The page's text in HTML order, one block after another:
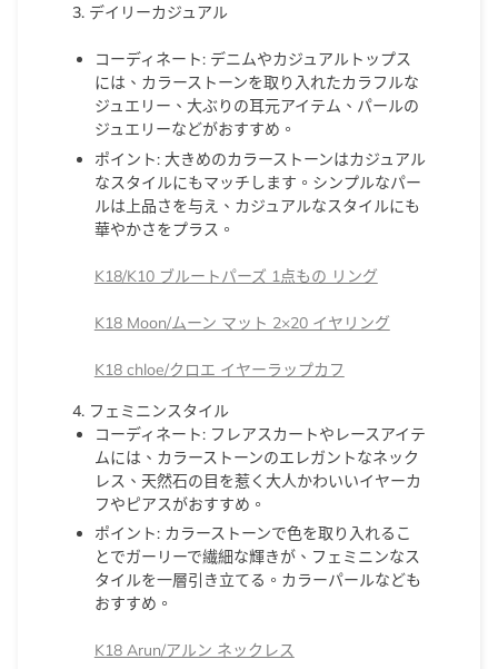
3. デイリーカジュアル
コーディネート: デニムやカジュアルトップス
には、カラーストーンを取り入れたカラフルな
ジュエリー、大ぶりの耳元アイテム、パールの
ジュエリーなどがおすすめ。
ポイント: 大きめのカラーストーンはカジュアル
なスタイルにもマッチします。シンプルなパー
ルは上品さを与え、カジュアルなスタイルにも
華やかさをプラス。
K18/K10 ブルートパーズ 1点もの リング
K18 Moon/ムーン マット 2×20 イヤリング
K18 chloe/クロエ イヤーラップカフ
4. フェミニンスタイル
コーディネート: フレアスカートやレースアイテ
ムには、カラーストーンのエレガントなネック
レス、天然石の目を惹く大人かわいいイヤーカ
フやピアスがおすすめ。
ポイント: カラーストーンで色を取り入れるこ
とでガーリーで繊細な輝きが、フェミニンなス
タイルを一層引き立てる。カラーパールなども
おすすめ。
K18 Arun/アルン ネックレス